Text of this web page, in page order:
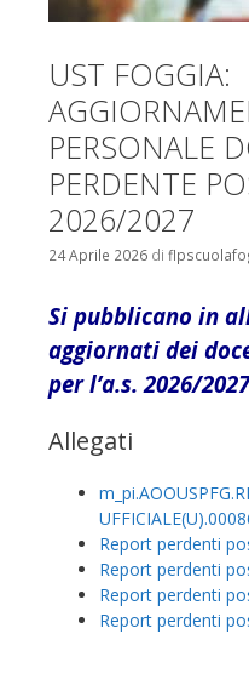
UST FOGGIA:
PERSONALE
PERDENTE
2026/2027
24 Aprile 2026 di
Si pubblicano in
aggiornati dei
per l’a.s. 2026/
Allegati
Report perdenti
Report perdenti
Report perdenti
Report perdenti